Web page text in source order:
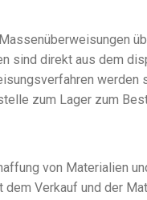
sind direkt aus dem
werden
zum Lager zum
von Materialien
dem Verkauf und der